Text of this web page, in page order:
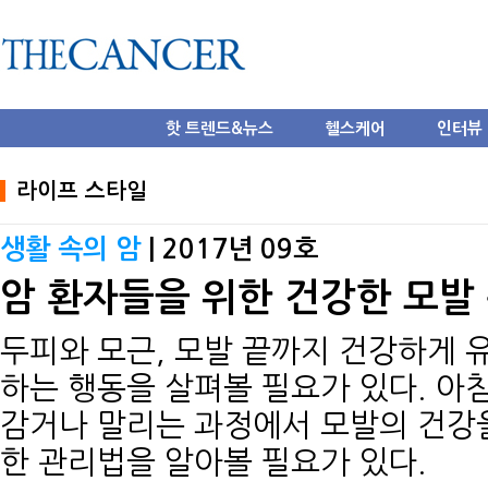
핫 트렌드&뉴스 헬스케어 인터뷰
라이프 스타일
생활 속의 암| 2017년 09호
암 환자들을 위한 건강한 모발
두피와 모근, 모발 끝까지 건강하게
하는 행동을 살펴볼 필요가 있다. 아
감거나 말리는 과정에서 모발의 건
한 관리법을 알아볼 필요가 있다.